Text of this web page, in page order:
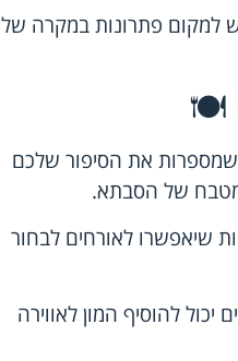
למקום פתרונות במקרה של
🍽️
את הסיפור שלכם
של הסבתא.
שיאפשרו לאורחים לבחור
להוסיף המון לאווירה